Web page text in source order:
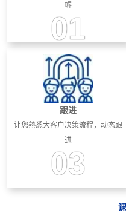
幄
01
跟进
让您熟悉大客户决策流程，动态跟
进
03